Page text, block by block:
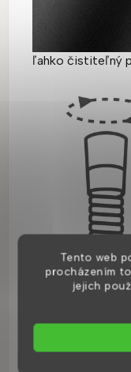
Tento web
procházením
jejich
ľahko čistiteľný
Anti-twist je
konca hadice
pohodlie pri
budete musieť